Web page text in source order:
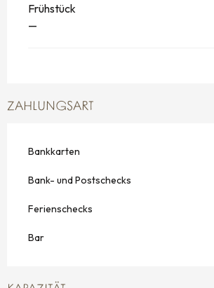
Frühstück
—
ZAHLUNGSART
Bankkarten
Bank- und Postschecks
Ferienschecks
Bar